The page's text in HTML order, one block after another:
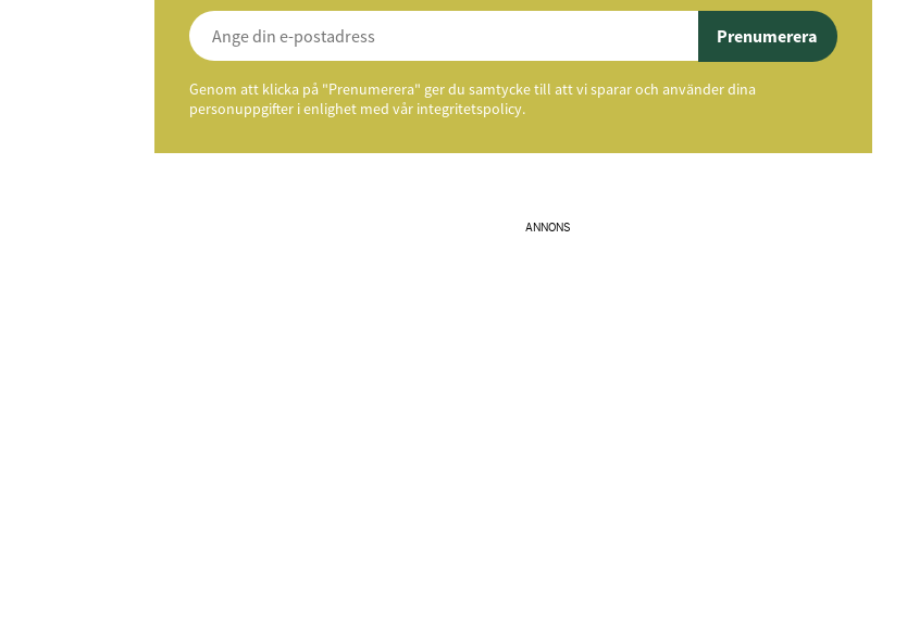
Prenumerera
Genom att klicka på "Prenumerera" ger du samtycke till att vi sparar och använder dina
personuppgifter i enlighet med vår integritetspolicy.
ANNONS